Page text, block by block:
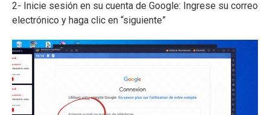
2- Inicie sesión en su cuenta de Google: Ingrese su correo
electrónico y haga clic en “siguiente”